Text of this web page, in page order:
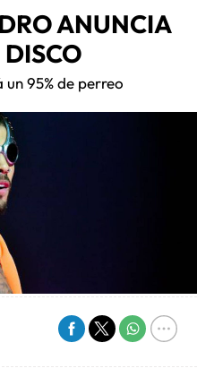
ANUNCIA
95% de perreo